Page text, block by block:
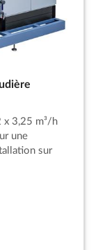
x 3,25 m³/h
une
sur